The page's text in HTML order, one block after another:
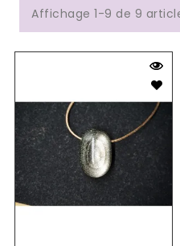
Affichage 1-9 de 9